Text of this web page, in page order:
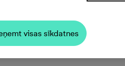
Platība
visas sīkdatnes